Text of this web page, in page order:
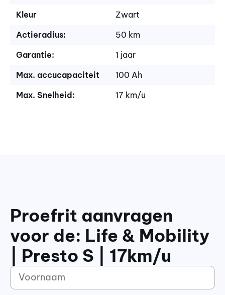
Kleur
Zwart
Actieradius:
50 km
Garantie:
1 jaar
Max. accucapaciteit
100 Ah
Max. Snelheid:
17 km/u
Proefrit aanvragen
voor de: Life & Mobility
| Presto S | 17km/u